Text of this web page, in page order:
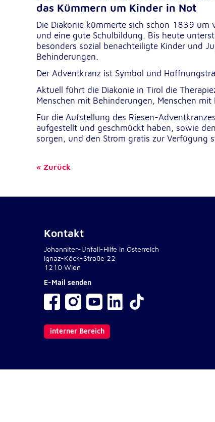
das Kümmern um Kinder in Not
Die Diakonie kümmerte sich schon 1839
und eine gute Schulbildung. Bis heute
besonders sozial benachteiligte Kinder und
Behinderungen.
Der Adventkranz ist Symbol und
Aktuell führt die Diakonie in Tirol die
Menschen mit Behinderungen, Menschen
Für die Aufstellung des Riesen-
aufgestellt und geschmückt haben, sowie
sorgen, und den Strom gratis zur Verfügung
Zurück
Kontakt
Johanniter-Unfall-Hilfe in Österreich
Ignaz-Köck-Straße 22
1210 Wien
E-Mail senden
interner Bereich
Cookie Laufzeit: 6 Monate